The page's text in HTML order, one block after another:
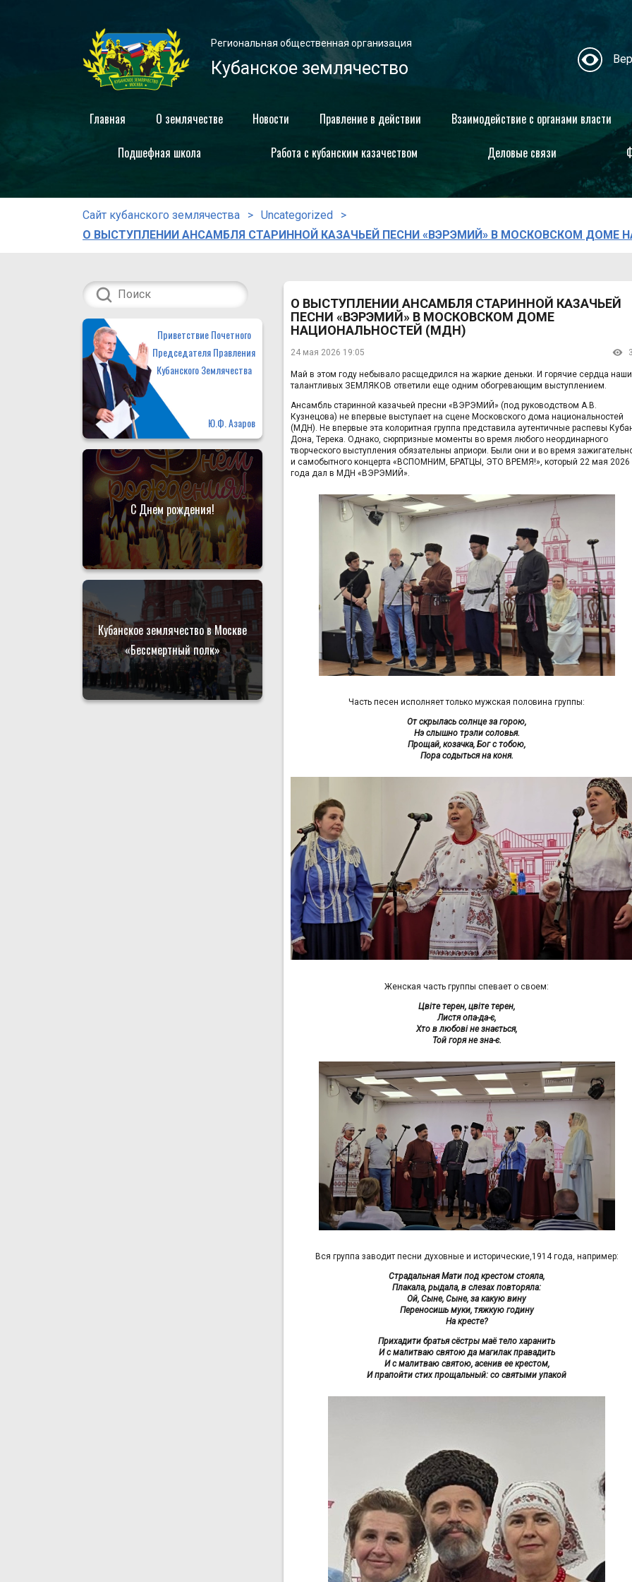
Региональная общественная организация
Кубанское землячество
Главная О землячестве Новости Правление в действии
Взаимодействие с органами власти
Подшефная школа
Работа с кубанским казачеством Деловые связи
Сайт кубанского землячества
Uncategorized
О ВЫСТУПЛЕНИИ АНСАМБЛЯ СТАРИННОЙ КАЗАЧЬЕЙ ПЕСНИ «ВЭРЭМИЙ» В МОСКОВСКОМ ДОМЕ
Приветствие Почетного
Председателя Правления
Кубанского Землячества
Ю.Ф. Азаров
С Днем рождения!
Кубанское землячество в Москве
«Бессмертный полк»
О ВЫСТУПЛЕНИИ АНСАМБЛЯ СТАРИННОЙ КАЗАЧЬЕЙ
ПЕСНИ «ВЭРЭМИЙ» В МОСКОВСКОМ ДОМЕ
НАЦИОНАЛЬНОСТЕЙ (МДН)
24 мая 2026 19:05
Май в этом году небывало расщедрился на жаркие деньки. И горячие сердца
талантливых ЗЕМЛЯКОВ ответили еще одним обогревающим выступлением.
Ансамбль старинной казачьей пресни «ВЭРЭМИЙ» (под руководством А.В.
Кузнецова) не впервые выступает на сцене Московского дома национальностей
(МДН). Не впервые эта колоритная группа представила аутентичные распевы
Дона, Терека. Однако, сюрпризные моменты во время любого неординарного
творческого выступления обязательны априори. Были они и во время
и самобытного концерта «ВСПОМНИМ, БРАТЦЫ, ЭТО ВРЕМЯ!», который 22 мая 2026
года дал в МДН «ВЭРЭМИЙ».
Часть песен исполняет только мужская половина группы:
От скрылась солнце за горою,
Нэ слышно трэли соловья.
Прощай, козачка, Бог с тобою,
Пора содыться на коня.
Женская часть группы спевает о своем:
Цвіте терен, цвіте терен,
Листя опа-да-є,
Хто в любові не знається,
Той горя не зна-є.
Вся группа заводит песни духовные и исторические,1914 года, например:
Страдальная Мати под крестом стояла,
Плакала, рыдала, в слезах повторяла:
Ой, Сыне, Сыне, за какую вину
Переносишь муки, тяжкую годину
На кресте?
Прихадити братья сёстры маё тело харанить
И с малитваю святою да магилак правадить
И с малитваю святою, асенив ее крестом,
И прапойти стих прощальный: со святыми упакой